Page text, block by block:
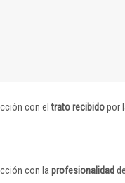
con eltrato recibidopor
con la profesionalidad